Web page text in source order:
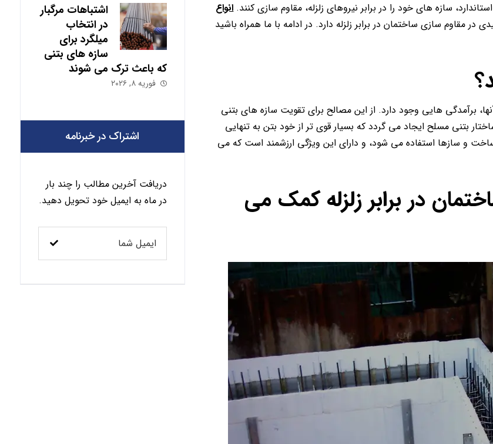
سازه های خود را در برابر نیروهای زلزله، مقاوم سازی کنند.انواع
سازی ساختمان در برابر زلزله دارد. در ادامه با ما همراه باشید
برآمدگی هایی وجود دارد. از این مصالح برای تقویت سازه های بتنی
بتنی مسلح ایجاد می گردد که بسیار قوی تر از خود بتن به تنهایی
و سازها استفاده می شود، و دارای این ویژگی ارزشمند است که می
در برابر زلزله کمک می
اشتباهات مرگبار
در انتخاب
میلگرد برای
سازه های بتنی
که باعث ترک می شوند
فوریه ۸, ۲۰۲۶
اشتراک در خبرنامه
دریافت آخرین مطالب را چند بار
در ماه به ایمیل خود تحویل دهید.